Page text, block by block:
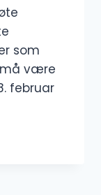
som
være
februar